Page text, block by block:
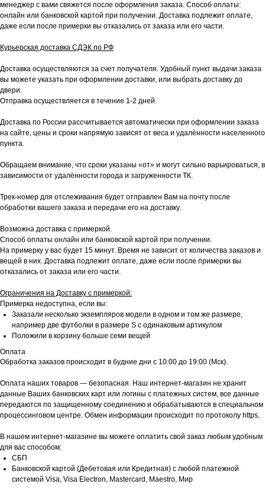
менеджер с вами свяжется после оформления заказа. Способ оплаты:
онлайн или банковской картой при получении. Доставка подлежит оплате,
даже если после примерки вы отказались от заказа или его части.
Курьерская доставка СДЭК по РФ
Доставка осуществляются за счет получателя. Удобный пункт выдачи заказа
вы можете указать при оформлении доставки, или выбрать доставку до
двери.
Отправка осуществляется в течение 1-2 дней.
Доставка по России рассчитывается автоматически при оформлении заказа
на сайте, цены и сроки напрямую зависят от веса и удалённости населенного
пункта.
Обращаем внимание, что сроки указаны «от» и могут сильно варьироваться, в
зависимости от удалённости города и загруженности ТК.
Трек-номер для отслеживания будет отправлен Вам на почту после
обработки вашего заказа и передачи его на доставку.
Возможна доставка с примеркой.
Способ оплаты онлайн или банковской картой при получении.
На примерку у вас будет 15 минут. Время не зависит от количества заказов и
вещей в них. Доставка подлежит оплате, даже если после примерки вы
отказались от заказа или его части.
Ограничения на Доставку с примеркой:
Примерка недоступна, если вы:
Заказали несколько экземпляров модели в одном и том же размере,
например две футболки в размере S с одинаковым артикулом
Положили в корзину больше семи вещей
Оплата
Обработка заказов происходит в будние дни с 10:00 до 19:00 (Мск).
Оплата наших товаров — безопасная. Наш интернет-магазин не хранит
данные Ваших банковских карт или логины с платежных систем, все данные
передаются по защищенному соединению и обрабатываются в специальном
процессинговом центре. Обмен информации происходит по протоколу https.
В нашем интернет-магазине вы можете оплатить свой заказ любым удобным
для вас способом:
СБП
Банковской картой (Дебетовая или Кредитная) с любой платежной
системой Visa, Visa Electron, Mastercard, Maestro, Мир